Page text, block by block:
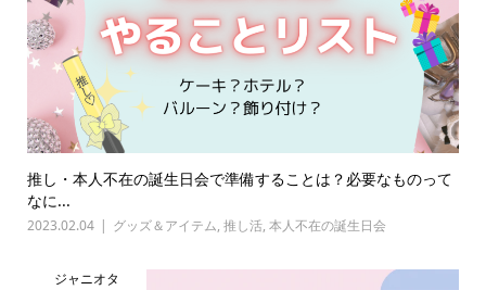
推し・本人不在の誕生日会で準備することは？必要なものって
なに...
2023.02.04 グッズ＆アイテム, 推し活, 本人不在の誕生日会
ジャニオタ